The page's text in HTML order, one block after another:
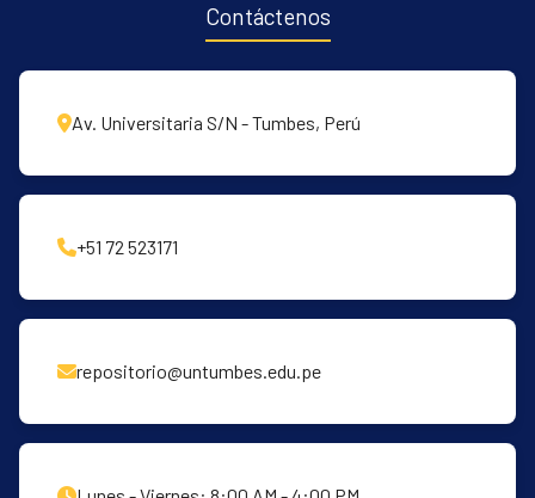
Contáctenos
Av. Universitaria S/N - Tumbes, Perú
+51 72 523171
repositorio@untumbes.edu.pe